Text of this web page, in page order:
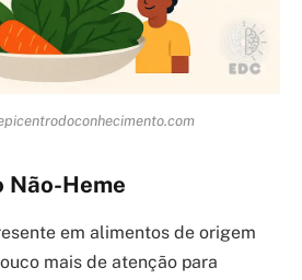
Não-Heme
em alimentos de origem
mais de atenção para